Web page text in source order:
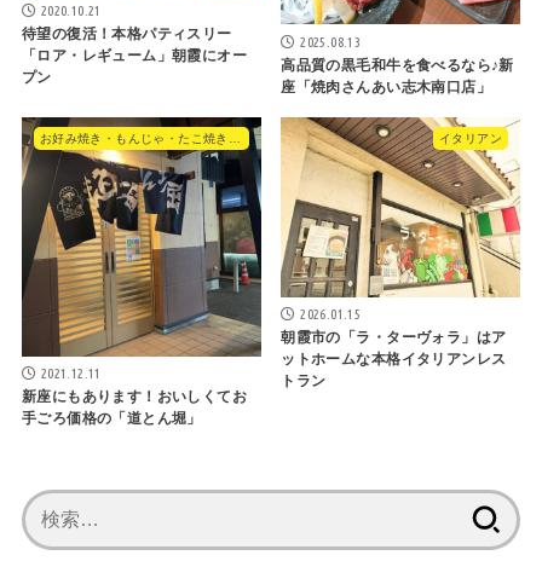
2020.10.21
待望の復活！本格パティスリー
「ロア・レギューム」朝霞にオー
プン
2025.08.13
高品質の黒毛和牛を食べるなら♪新
座「焼肉さんあい志木南口店」
お好み焼き・もんじゃ・たこ焼き・やきそば
2021.12.11
新座にもあります！おいしくてお
手ごろ価格の「道とん堀」
イタリアン
2026.01.15
朝霞市の「ラ・ターヴォラ」はア
ットホームな本格イタリアンレス
トラン
索: